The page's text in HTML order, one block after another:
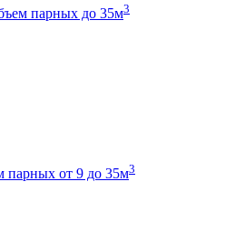
парных до 35м3
парных от 9 до 35м3